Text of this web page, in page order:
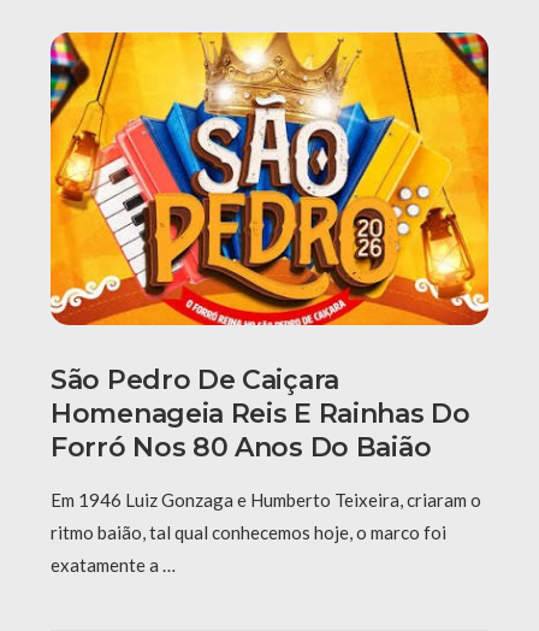
São Pedro De Caiçara
Homenageia Reis E Rainhas Do
Forró Nos 80 Anos Do Baião
Em 1946 Luiz Gonzaga e Humberto Teixeira, criaram o
ritmo baião, tal qual conhecemos hoje, o marco foi
exatamente a …